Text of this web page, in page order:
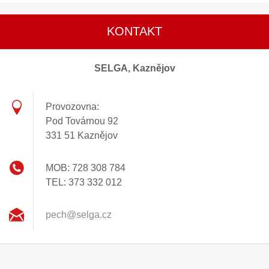
KONTAKT
SELGA, Kaznějov
Provozovna:
Pod Továrnou 92
331 51 Kaznějov
MOB: 728 308 784
TEL: 373 332 012
pech@sel ga.cz